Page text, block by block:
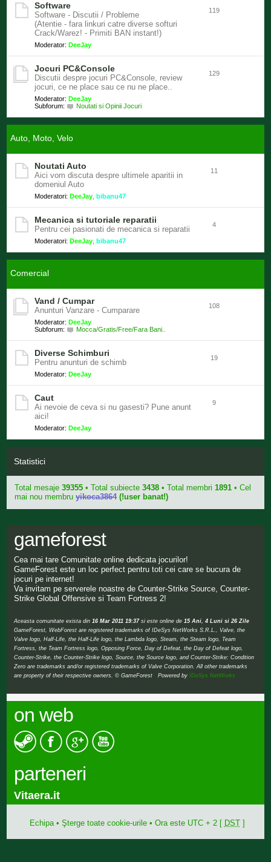
Software
Software - Discutii / Probleme
(Atentie - fara linkuri catre diverse softuri
Crack/Warez! - Primiti BAN instant!)
Moderator: DeeJay
119
Jocuri PC&Console
Discutii despre jocuri PC&Console, review
jocuri, ce ne place sau ce nu ne place..
Moderator: DeeJay
Subforum:
Noutati si Opinii Jocuri
129
Auto, Moto, Velo
Noutati Auto
Aici vom discuta despre ultimele aparitii in
domeniul Auto
Moderatori: DeeJay ,bibanu47
11
Mecanica si tutoriale reparatii
Pentru cei pasionati de mecanica si reparatii
Moderatori: DeeJay ,bibanu47
4
Comercial
Vand / Cumpar
Anunturi Vanzare - Cumparare
Moderator: DeeJay
Subforum:
Mocca/Gratis/Free/Fara Bani..
108
Diverse Schimburi
Pentru anunturi de schimb
Moderator: DeeJay
19
Caut
Ai nevoie de ceva si nu gasesti? Pune anunt
aici!
Moderator: DeeJay
9
Statistici
Total mesaje39355 • Total subiecte3438 • Total membri1891 • Cel
mai nou membruyikoca3864(!user banat!)
gameforest
Cea mai tare Comunitate online dedicata jocurilor!
GameForest este un loc perfect pentru toti cei care se bucura de
jocuri pe internet!
Va invitam pe serverele noastre de Counter-Strike Source, Counter-
Strike Global Offensive si Team Fortress 2!
Aceasta comunitate exista din 16 Mar 2011 19:37si este online de 15 Ani, 4 Luni si 26 Zile
GameForest, WebForest are registered trademarks of IDeSys NetWorks S.R.L., Valve, the
Valve logo, Half-Life, the Half-Life logo, the Lambda logo, Steam, the Steam logo, Team
Fortress, the Team Fortress logo, Opposing Force, Day of Defeat, the Day of Defeat logo,
Counter-Strike, the Counter-Strike logo, Source, the Source logo, and Counter-Strike: Condition
Zero are trademarks and/or registered trademarks of Valve Corporation. All other trademarks
are property of their respective owners. © GameForest Powered byIDeSys NetWorks
on web
parteneri
Vitaera.it
Echipa• Şterge toate cookie-urile• Ora este UTC + 2 [ DST]